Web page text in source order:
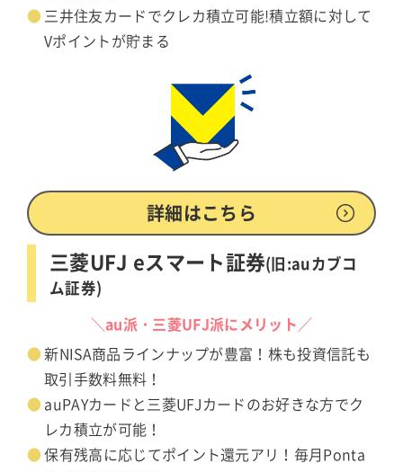
三井住友カードでクレカ積立可能!積立額に対して
Vポイントが貯まる
詳細はこちら
三菱UFJ eスマート証券(旧:auカブコ
ム証券)
＼au派・三菱UFJ派にメリット／
新NISA商品ラインナップが豊富！株も投資信託も
取引手数料無料！
auPAYカードと三菱UFJカードのお好きな方でク
レカ積立が可能！
保有残高に応じてポイント還元アリ！毎月Ponta